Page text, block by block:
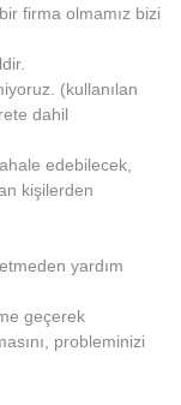
firma olmamız bizi
(kullanılan
dahil
edebilecek,
kişilerden
yardım
geçerek
probleminizi